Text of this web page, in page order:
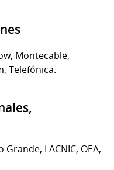
Montecable,
Telefónica.
Grande, LACNIC, OEA,